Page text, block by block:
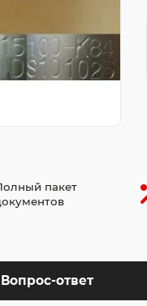
пакет
Вопрос-ответ